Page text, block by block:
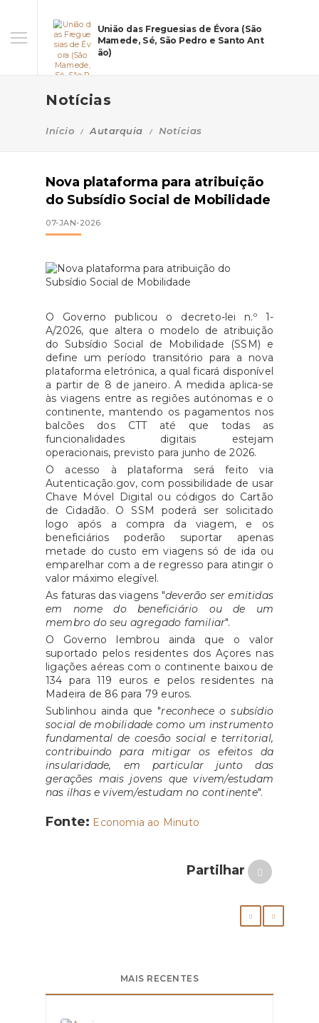
União das Freguesias de Évora (São
Mamede, Sé, São Pedro e Santo Ant
ão)
Notícias
Início Autarquia Notícias
Nova plataforma para atribuição
do Subsídio Social de Mobilidade
07-JAN-2026
O Governo publicou o decreto-lei n.º 1-
A/2026, que altera o modelo de atribuição
do Subsídio Social de Mobilidade (SSM) e
define um período transitório para a nova
plataforma eletrónica, a qual ficará disponível
a partir de 8 de janeiro. A medida aplica-se
às viagens entre as regiões autónomas e o
continente, mantendo os pagamentos nos
balcões dos CTT até que todas as
funcionalidades digitais estejam
operacionais, previsto para junho de 2026.
O acesso à plataforma será feito via
Autenticação.gov, com possibilidade de usar
Chave Móvel Digital ou códigos do Cartão
de Cidadão. O SSM poderá ser solicitado
logo após a compra da viagem, e os
beneficiários poderão suportar apenas
metade do custo em viagens só de ida ou
emparelhar com a de regresso para atingir o
valor máximo elegível.
As faturas das viagens "deverão ser emitidas
em nome do beneficiário ou de um
membro do seu agregado familiar".
O Governo lembrou ainda que o valor
suportado pelos residentes dos Açores nas
ligações aéreas com o continente baixou de
134 para 119 euros e pelos residentes na
Madeira de 86 para 79 euros.
Sublinhou ainda que "reconhece o subsídio
social de mobilidade como um instrumento
fundamental de coesão social e territorial,
contribuindo para mitigar os efeitos da
insularidade, em particular junto das
gerações mais jovens que vivem/estudam
nas ilhas e vivem/estudam no continente".
Fonte: Economia ao Minuto
Partilhar
MAIS RECENTES